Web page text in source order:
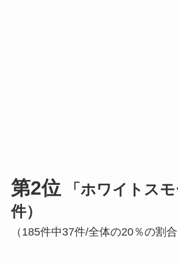
第2位 「ホワイトス
件）
（185件中37件/全体の20％の割合